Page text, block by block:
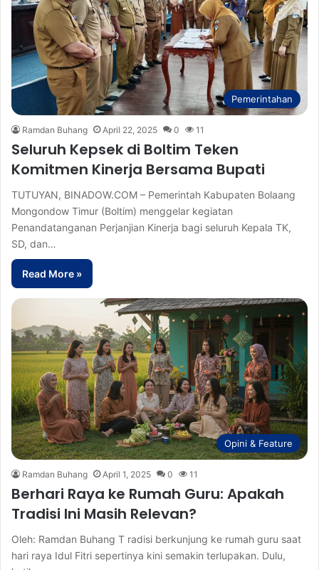
Pemerintahan
Ramdan Buhang April 22, 2025 0 11
Seluruh Kepsek di Boltim Teken
Komitmen Kinerja Bersama Bupati
TUTUYAN, BINADOW.COM – Pemerintah Kabupaten Bolaang
Mongondow Timur (Boltim) menggelar kegiatan
Penandatanganan Perjanjian Kinerja bagi seluruh Kepala TK,
SD, dan…
Read More »
Opini & Feature
Ramdan Buhang April 1, 2025 0 11
Berhari Raya ke Rumah Guru: Apakah
Tradisi Ini Masih Relevan?
Oleh: Ramdan Buhang T radisi berkunjung ke rumah guru saat
hari raya Idul Fitri sepertinya kini semakin terlupakan. Dulu,